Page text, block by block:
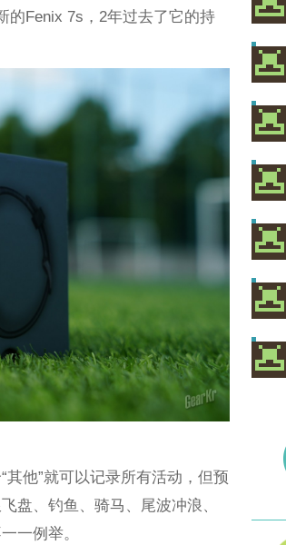
的Fenix 7s，2年过去了它的持
他”就可以记录所有活动，但预
盘、钓鱼、骑马、尾波冲浪、
一例举。